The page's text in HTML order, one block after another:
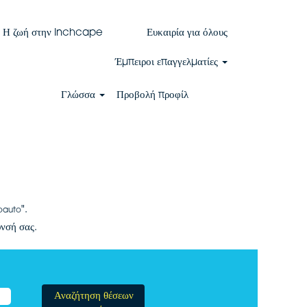
Η ζωή στην Inchcape Ευκαιρία για όλους
Έμπειροι επαγγελματίες
Γλώσσα Προβολή προφίλ
".
σας.